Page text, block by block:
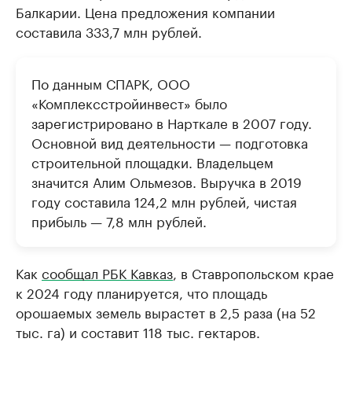
Балкарии. Цена предложения компании
составила 333,7 млн рублей.
По данным СПАРК, ООО
«Комплексстройинвест» было
зарегистрировано в Нарткале в 2007 году.
Основной вид деятельности — подготовка
строительной площадки. Владельцем
значится Алим Ольмезов. Выручка в 2019
году составила 124,2 млн рублей, чистая
прибыль — 7,8 млн рублей.
Как сообщал РБК Кавказ , в Ставропольском крае
к 2024 году планируется, что площадь
орошаемых земель вырастет в 2,5 раза (на 52
тыс. га) и составит 118 тыс. гектаров.